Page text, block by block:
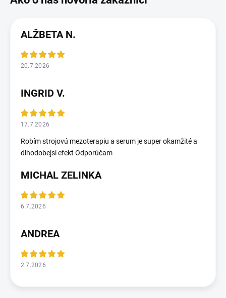
ALŽBETA N.
20.7.2026
INGRID V.
17.7.2026
Robím strojovú mezoterapiu a serum je super okamžité a
dlhodobejsi efekt Odporúčam
MICHAL ZELINKA
6.7.2026
ANDREA
2.7.2026